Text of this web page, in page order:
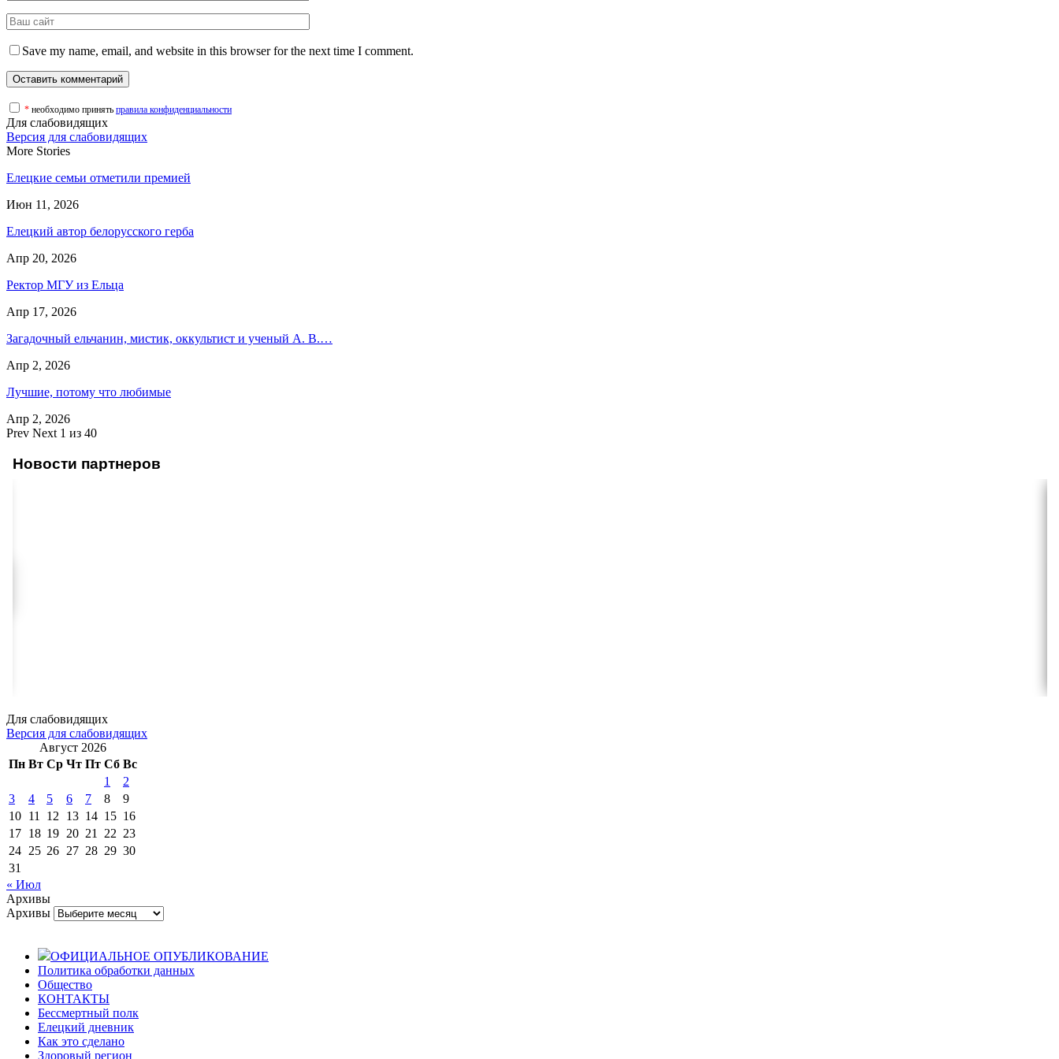
Save my name, email, and website in this browser for the next time I comment.
* необходимо принять правила конфиденциальности
Для слабовидящих
Версия для слабовидящих
More Stories
Елецкие семьи отметили премией
Июн 11, 2026
Елецкий автор белорусского герба
Апр 20, 2026
Ректор МГУ из Ельца
Апр 17, 2026
Загадочный ельчанин, мистик, оккультист и ученый А. В.…
Апр 2, 2026
Лучшие, потому что любимые
Апр 2, 2026
Prev Next 1 из 40
Новости партнеров
Для слабовидящих
Версия для слабовидящих
Август 2026
Пн Вт Ср Чт Пт Сб Вс
1
2
3
4 5 6 7 8
9
10 11 12 13 14 15 16
17 18 19 20 21 22 23
24 25 26 27 28 29 30
31
« Июл
Архивы
Архивы
ОФИЦИАЛЬНОЕ ОПУБЛИКОВАНИЕ
Политика обработки данных
Общество
КОНТАКТЫ
Бессмертный полк
Елецкий дневник
Как это сделано
Здоровый регион